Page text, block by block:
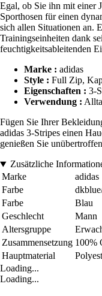
Egal, ob Sie ihn mit einer
Sporthosen für einen
sich allen Situationen an.
Trainingseinheiten dank
feuchtigkeitsableitenden
Marke : adidas
Style : Full Zip,
Eigenschaften : 3-
Verwendung :
Fügen Sie Ihrer
adidas 3-Stripes einen
genießen Sie
Zusätzliche
Marke
adidas
Farbe
Farbe
Blau
Geschlecht
Mann
Altersgruppe
Zusammensetzung 100%
Hauptmaterial
Loading...
Loading...